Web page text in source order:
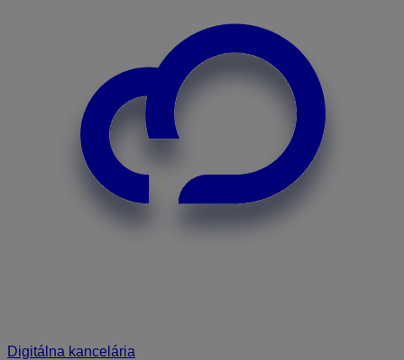
Digitálna kancelária